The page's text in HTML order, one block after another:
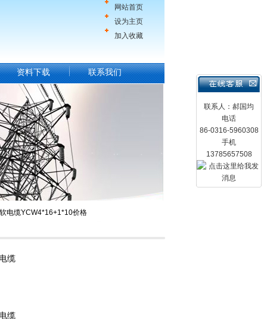
网站首页
设为主页
加入收藏
联系人：郝国均
电话
86-0316-5960308
手机
13785657508
资料下载 联系我们
电缆YCW4*16+1*10价格
缆
缆